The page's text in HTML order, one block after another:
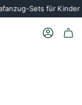
Sets für Kinder
Konto